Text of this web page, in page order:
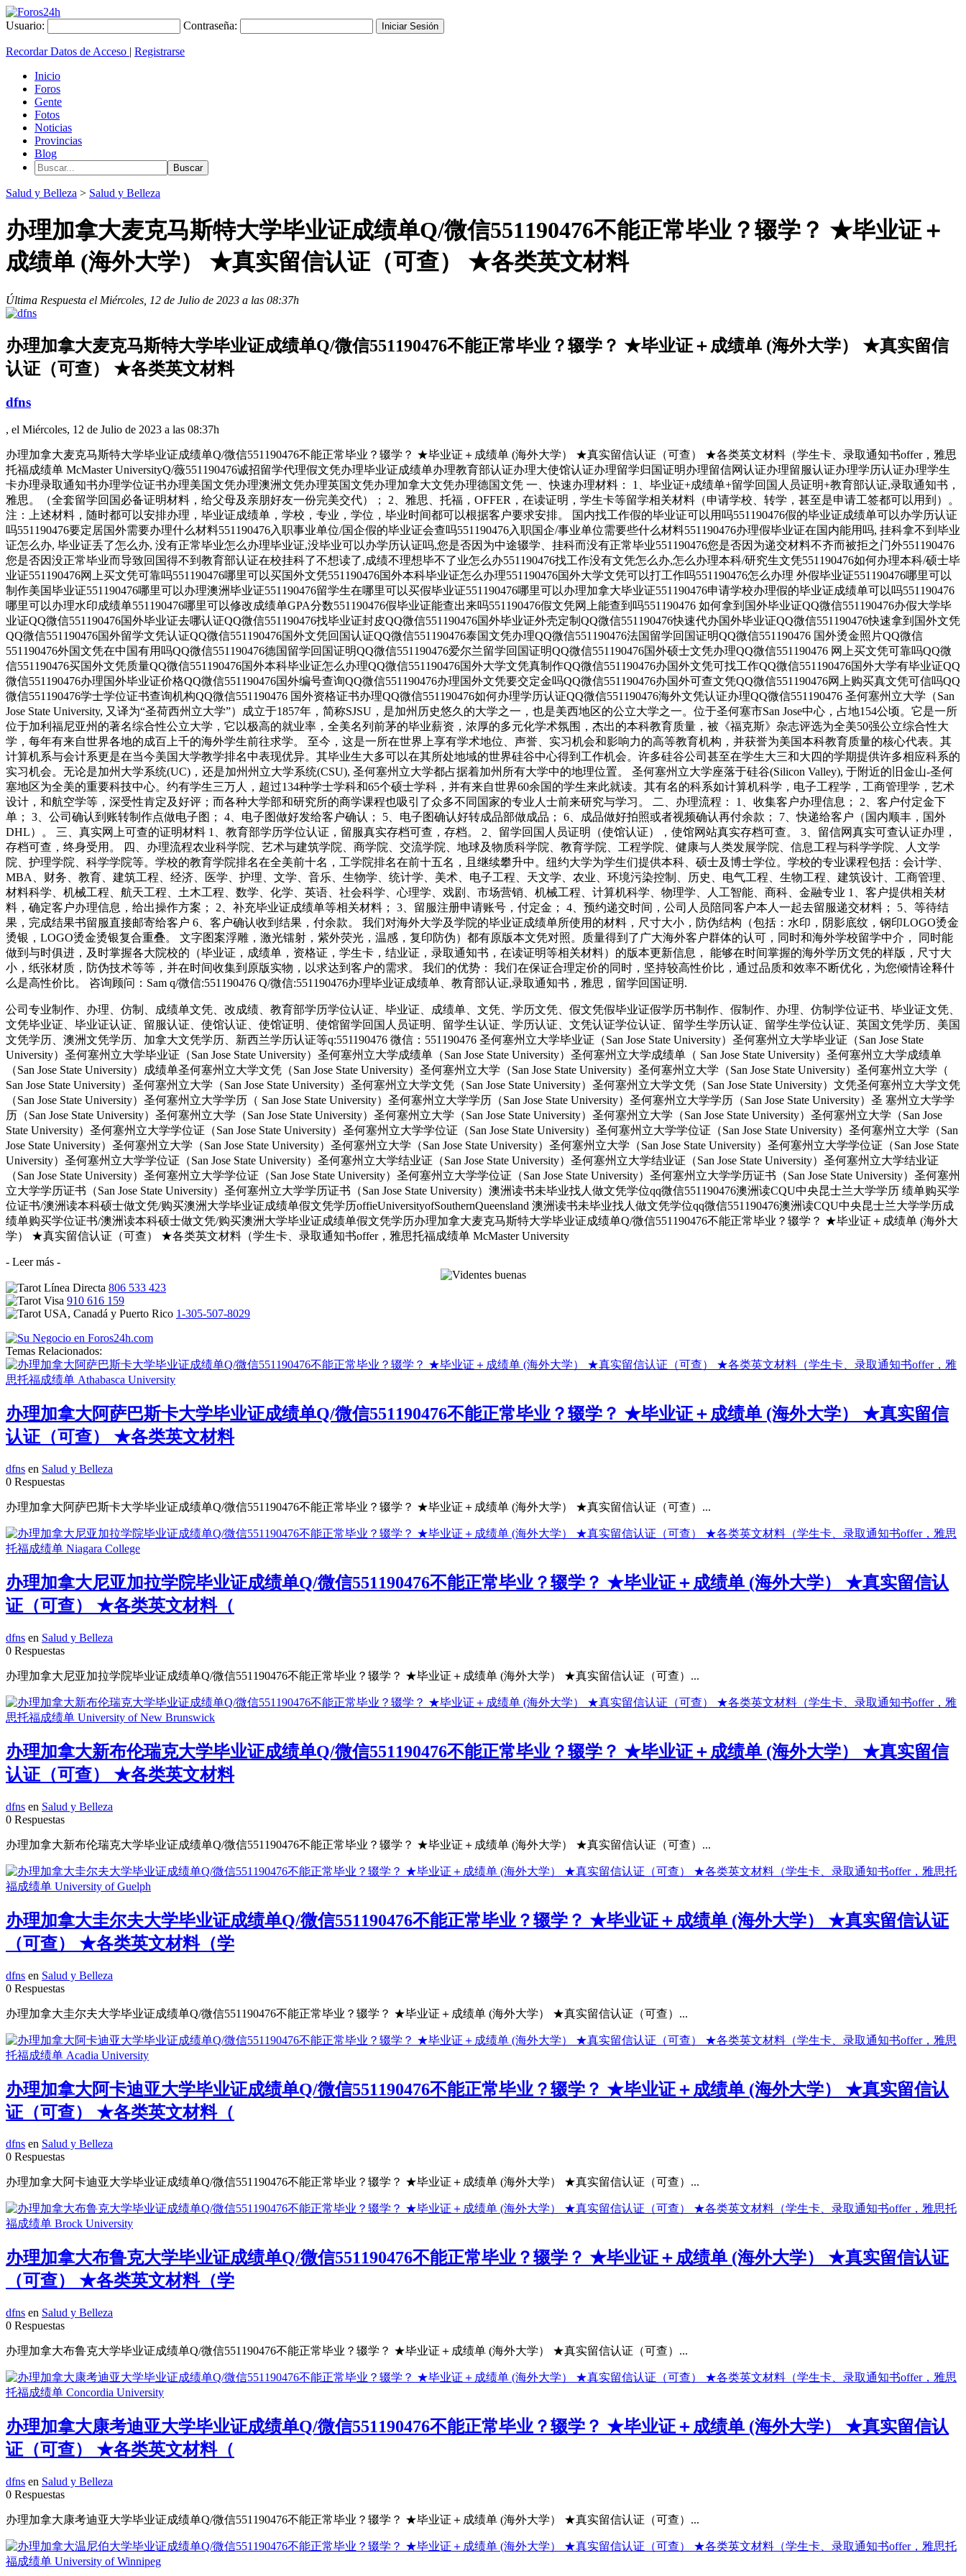
Usuario: Contraseña:
Recordar Datos de Acceso | Registrarse
Inicio
Foros
Gente
Fotos
Noticias
Provincias
Blog
Salud y Belleza > Salud y Belleza
办理加拿大麦克马斯特大学毕业证成绩单Q/微信551190476不能正常毕业？辍学？ ★毕业证＋
成绩单 (海外大学） ★真实留信认证（可查） ★各类英文材料
Última Respuesta el Miércoles, 12 de Julio de 2023 a las 08:37h
办理加拿大麦克马斯特大学毕业证成绩单Q/微信551190476不能正常毕业？辍学？ ★毕业证＋成绩单 (海外大学） ★真实留信
认证（可查） ★各类英文材料
dfns
, el Miércoles, 12 de Julio de 2023 a las 08:37h
办理加拿大麦克马斯特大学毕业证成绩单Q/微信551190476不能正常毕业？辍学？ ★毕业证＋成绩单 (海外大学） ★真实留信认证（可查） ★各类英文材料（学生卡、录取通知书offer，雅思
托福成绩单 McMaster UniversityQ/薇551190476诚招留学代理假文凭办理毕业证成绩单办理教育部认证办理大使馆认证办理留学归国证明办理留信网认证办理留服认证办理学历认证办理学生
卡办理录取通知书办理学位证书办理美国文凭办理澳洲文凭办理英国文凭办理加拿大文凭办理德国文凭 一、快速办理材料： 1、毕业证+成绩单+留学回国人员证明+教育部认证,录取通知书，
雅思。（全套留学回国必备证明材料，给父母及亲朋好友一份完美交代）； 2、雅思、托福，OFFER，在读证明，学生卡等留学相关材料（申请学校、转学，甚至是申请工签都可以用到）。
注：上述材料，随时都可以安排办理，毕业证成绩单，学校，专业，学位，毕业时间都可以根据客户要求安排。 国内找工作假的毕业证可以用吗551190476假的毕业证成绩单可以办学历认证
吗551190476要定居国外需要办理什么材料551190476入职事业单位/国企假的毕业证会查吗551190476入职国企/事业单位需要些什么材料551190476办理假毕业证在国内能用吗, 挂科拿不到毕业
证怎么办, 毕业证丢了怎么办, 没有正常毕业怎么办理毕业证,没毕业可以办学历认证吗,您是否因为中途辍学、挂科而没有正常毕业551190476您是否因为递交材料不齐而被拒之门外551190476
您是否因没正常毕业而导致回国得不到教育部认证在校挂科了不想读了,成绩不理想毕不了业怎么办551190476找工作没有文凭怎么办,怎么办理本科/研究生文凭551190476如何办理本科/硕士毕
业证551190476网上买文凭可靠吗551190476哪里可以买国外文凭551190476国外本科毕业证怎么办理551190476国外大学文凭可以打工作吗551190476怎么办理 外假毕业证551190476哪里可以
制作美国毕业证551190476哪里可以办理澳洲毕业证551190476留学生在哪里可以买假毕业证551190476哪里可以办理加拿大毕业证551190476申请学校办理假的毕业证成绩单可以吗551190476
哪里可以办理水印成绩单551190476哪里可以修改成绩单GPA分数551190476假毕业证能查出来吗551190476假文凭网上能查到吗551190476 如何拿到国外毕业证QQ微信551190476办假大学毕
业证QQ微信551190476国外毕业证去哪认证QQ微信551190476找毕业证封皮QQ微信551190476国外毕业证外壳定制QQ微信551190476快速代办国外毕业证QQ微信551190476快速拿到国外文凭
QQ微信551190476国外留学文凭认证QQ微信551190476国外文凭回国认证QQ微信551190476泰国文凭办理QQ微信551190476法国留学回国证明QQ微信551190476 国外烫金照片QQ微信
551190476外国文凭在中国有用吗QQ微信551190476德国留学回国证明QQ微信551190476爱尔兰留学回国证明QQ微信551190476国外硕士文凭办理QQ微信551190476 网上买文凭可靠吗QQ微
信551190476买国外文凭质量QQ微信551190476国外本科毕业证怎么办理QQ微信551190476国外大学文凭真制作QQ微信551190476办国外文凭可找工作QQ微信551190476国外大学有毕业证QQ
微信551190476办理国外毕业证价格QQ微信551190476国外编号查询QQ微信551190476办理国外文凭要交定金吗QQ微信551190476办国外可查文凭QQ微信551190476网上购买真文凭可信吗QQ
微信551190476学士学位证书查询机构QQ微信551190476 国外资格证书办理QQ微信551190476如何办理学历认证QQ微信551190476海外文凭认证办理QQ微信551190476 圣何塞州立大学（San
Jose State University, 又译为“圣荷西州立大学”）成立于1857年，简称SJSU，是加州历史悠久的大学之一，也是美西地区的公立大学之一。位于圣何塞市San Jose中心，占地154公顷。它是一所
位于加利福尼亚州的著名综合性公立大学，它以极高的就业率，全美名列前茅的毕业薪资，浓厚的多元化学术氛围，杰出的本科教育质量，被《福克斯》杂志评选为全美50强公立综合性大
学，每年有来自世界各地的成百上千的海外学生前往求学。 至今，这是一所在世界上享有学术地位、声誉、实习机会和影响力的高等教育机构，并获誉为美国本科教育质量的核心代表。其
计算机系与会计系更是在当今美国大学教学排名中表现优异。其毕业生大多可以在其所处地域的世界硅谷中心得到工作机会。许多硅谷公司甚至在学生大三和大四的学期提供许多相应科系的
实习机会。无论是加州大学系统(UC)，还是加州州立大学系统(CSU), 圣何塞州立大学都占据着加州所有大学中的地理位置。 圣何塞州立大学座落于硅谷(Silicon Valley), 于附近的旧金山-圣何
塞地区为全美的重要科技中心。约有学生三万人，超过134种学士学科和65个硕士学科，并有来自世界60余国的学生来此就读。其有名的科系如计算机科学，电子工程学，工商管理学，艺术
设计，和航空学等，深受性肯定及好评；而各种大学部和研究所的商学课程也吸引了众多不同国家的专业人士前来研究与学习。 二、办理流程： 1、收集客户办理信息； 2、客户付定金下
单； 3、公司确认到账转制作点做电子图； 4、电子图做好发给客户确认； 5、电子图确认好转成品部做成品； 6、成品做好拍照或者视频确认再付余款； 7、快递给客户（国内顺丰，国外
DHL）。 三、真实网上可查的证明材料 1、教育部学历学位认证，留服真实存档可查，存档。 2、留学回国人员证明（使馆认证），使馆网站真实存档可查。 3、留信网真实可查认证办理，
存档可查，终身受用。 四、办理流程农业科学院、艺术与建筑学院、商学院、交流学院、地球及物质科学院、教育学院、工程学院、健康与人类发展学院、信息工程与科学学院、人文学
院、护理学院、科学学院等。学校的教育学院排名在全美前十名，工学院排名在前十五名，且继续攀升中。纽约大学为学生们提供本科、硕士及博士学位。学校的专业课程包括：会计学、
MBA、财务、教育、建筑工程、经济、医学、护理、文学、音乐、生物学、统计学、美术、电子工程、天文学、农业、环境污染控制、历史、电气工程、生物工程、建筑设计、工商管理、
材料科学、机械工程、航天工程、土木工程、数学、化学、英语、社会科学、心理学、戏剧、市场营销、机械工程、计算机科学、物理学、人工智能、商科、金融专业 1、客户提供相关材
料，确定客户办理信息，给出操作方案； 2、补充毕业证成绩单等相关材料； 3、留服注册申请账号，付定金； 4、预约递交时间，公司人员陪同客户本人一起去留服递交材料； 5、等待结
果，完成结果书留服直接邮寄给客户 6、客户确认收到结果，付余款。 我们对海外大学及学院的毕业证成绩单所使用的材料，尺寸大小，防伪结构（包括：水印，阴影底纹，钢印LOGO烫金
烫银，LOGO烫金烫银复合重叠。 文字图案浮雕，激光镭射，紫外荧光，温感，复印防伪）都有原版本文凭对照。质量得到了广大海外客户群体的认可，同时和海外学校留学中介， 同时能
做到与时俱进，及时掌握各大院校的（毕业证，成绩单，资格证，学生卡，结业证，录取通知书，在读证明等相关材料）的版本更新信息， 能够在时间掌握的海外学历文凭的样版，尺寸大
小，纸张材质，防伪技术等等，并在时间收集到原版实物，以求达到客户的需求。 我们的优势： 我们在保证合理定价的同时，坚持较高性价比，通过品质和效率不断优化，为您倾情诠释什
么是高性价比。 咨询顾问：Sam q/微信:551190476 Q/微信:551190476办理毕业证成绩单、教育部认证,录取通知书，雅思，留学回国证明.
公司专业制作、办理、仿制、成绩单文凭、改成绩、教育部学历学位认证、毕业证、成绩单、文凭、学历文凭、假文凭假毕业证假学历书制作、假制作、办理、仿制学位证书、毕业证文凭、
文凭毕业证、毕业证认证、留服认证、使馆认证、使馆证明、使馆留学回国人员证明、留学生认证、学历认证、文凭认证学位认证、留学生学历认证、留学生学位认证、英国文凭学历、美国
文凭学历、澳洲文凭学历、加拿大文凭学历、新西兰学历认证等q:551190476 微信：551190476 圣何塞州立大学毕业证（San Jose State University）圣何塞州立大学毕业证（San Jose State
University）圣何塞州立大学毕业证（San Jose State University）圣何塞州立大学成绩单（San Jose State University）圣何塞州立大学成绩单（ San Jose State University）圣何塞州立大学成绩单
（San Jose State University）成绩单圣何塞州立大学文凭（San Jose State University）圣何塞州立大学（San Jose State University）圣何塞州立大学（San Jose State University）圣何塞州立大学（
San Jose State University）圣何塞州立大学（San Jose State University）圣何塞州立大学文凭（San Jose State University）圣何塞州立大学文凭（San Jose State University）文凭圣何塞州立大学文凭
（San Jose State University）圣何塞州立大学学历（ San Jose State University）圣何塞州立大学学历（San Jose State University）圣何塞州立大学学历（San Jose State University）圣 塞州立大学学
历（San Jose State University）圣何塞州立大学（San Jose State University）圣何塞州立大学（San Jose State University）圣何塞州立大学（San Jose State University）圣何塞州立大学（San Jose
State University）圣何塞州立大学学位证（San Jose State University）圣何塞州立大学学位证（San Jose State University）圣何塞州立大学学位证（San Jose State University）圣何塞州立大学（San
Jose State University）圣何塞州立大学（San Jose State University）圣何塞州立大学（San Jose State University）圣何塞州立大学（San Jose State University）圣何塞州立大学学位证（San Jose State
University）圣何塞州立大学学位证（San Jose State University）圣何塞州立大学结业证（San Jose State University）圣何塞州立大学结业证（San Jose State University）圣何塞州立大学结业证
（San Jose State University）圣何塞州立大学学位证（San Jose State University）圣何塞州立大学学位证（San Jose State University）圣何塞州立大学学历证书（San Jose State University）圣何塞州
立大学学历证书（San Jose State University）圣何塞州立大学学历证书（San Jose State University）澳洲读书未毕业找人做文凭学位qq微信551190476澳洲读CQU中央昆士兰大学学历 绩单购买学
位证书/澳洲读本科硕士做文凭/购买澳洲大学毕业证成绩单假文凭学历offieUniversityofSouthernQueensland 澳洲读书未毕业找人做文凭学位qq微信551190476澳洲读CQU中央昆士兰大学学历成
绩单购买学位证书/澳洲读本科硕士做文凭/购买澳洲大学毕业证成绩单假文凭学历办理加拿大麦克马斯特大学毕业证成绩单Q/微信551190476不能正常毕业？辍学？ ★毕业证＋成绩单 (海外大
学） ★真实留信认证（可查） ★各类英文材料（学生卡、录取通知书offer，雅思托福成绩单 McMaster University
- Leer más -
806 533 423
910 616 159
1-305-507-8029
Temas Relacionados:
办理加拿大阿萨巴斯卡大学毕业证成绩单Q/微信551190476不能正常毕业？辍学？ ★毕业证＋成绩单 (海外大学） ★真实留信
认证（可查） ★各类英文材料
dfns en Salud y Belleza
0 Respuestas
办理加拿大阿萨巴斯卡大学毕业证成绩单Q/微信551190476不能正常毕业？辍学？ ★毕业证＋成绩单 (海外大学） ★真实留信认证（可查）...
办理加拿大尼亚加拉学院毕业证成绩单Q/微信551190476不能正常毕业？辍学？ ★毕业证＋成绩单 (海外大学） ★真实留信认
证（可查） ★各类英文材料（
dfns en Salud y Belleza
0 Respuestas
办理加拿大尼亚加拉学院毕业证成绩单Q/微信551190476不能正常毕业？辍学？ ★毕业证＋成绩单 (海外大学） ★真实留信认证（可查）...
办理加拿大新布伦瑞克大学毕业证成绩单Q/微信551190476不能正常毕业？辍学？ ★毕业证＋成绩单 (海外大学） ★真实留信
认证（可查） ★各类英文材料
dfns en Salud y Belleza
0 Respuestas
办理加拿大新布伦瑞克大学毕业证成绩单Q/微信551190476不能正常毕业？辍学？ ★毕业证＋成绩单 (海外大学） ★真实留信认证（可查）...
办理加拿大圭尔夫大学毕业证成绩单Q/微信551190476不能正常毕业？辍学？ ★毕业证＋成绩单 (海外大学） ★真实留信认证
（可查） ★各类英文材料（学
dfns en Salud y Belleza
0 Respuestas
办理加拿大圭尔夫大学毕业证成绩单Q/微信551190476不能正常毕业？辍学？ ★毕业证＋成绩单 (海外大学） ★真实留信认证（可查）...
办理加拿大阿卡迪亚大学毕业证成绩单Q/微信551190476不能正常毕业？辍学？ ★毕业证＋成绩单 (海外大学） ★真实留信认
证（可查） ★各类英文材料（
dfns en Salud y Belleza
0 Respuestas
办理加拿大阿卡迪亚大学毕业证成绩单Q/微信551190476不能正常毕业？辍学？ ★毕业证＋成绩单 (海外大学） ★真实留信认证（可查）...
办理加拿大布鲁克大学毕业证成绩单Q/微信551190476不能正常毕业？辍学？ ★毕业证＋成绩单 (海外大学） ★真实留信认证
（可查） ★各类英文材料（学
dfns en Salud y Belleza
0 Respuestas
办理加拿大布鲁克大学毕业证成绩单Q/微信551190476不能正常毕业？辍学？ ★毕业证＋成绩单 (海外大学） ★真实留信认证（可查）...
办理加拿大康考迪亚大学毕业证成绩单Q/微信551190476不能正常毕业？辍学？ ★毕业证＋成绩单 (海外大学） ★真实留信认
证（可查） ★各类英文材料（
dfns en Salud y Belleza
0 Respuestas
办理加拿大康考迪亚大学毕业证成绩单Q/微信551190476不能正常毕业？辍学？ ★毕业证＋成绩单 (海外大学） ★真实留信认证（可查）...